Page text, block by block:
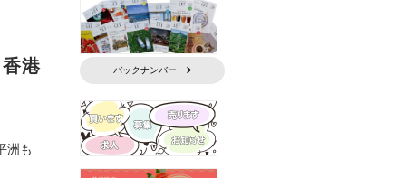
港
洲も
バックナンバー